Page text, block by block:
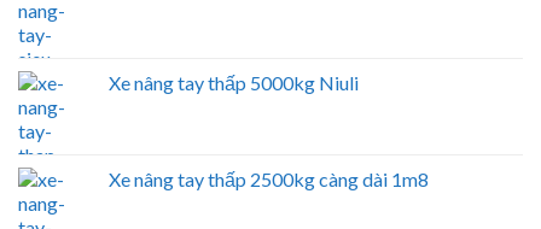
Xe nâng tay thấp 5000kg Niuli
Xe nâng tay thấp 2500kg càng dài 1m8